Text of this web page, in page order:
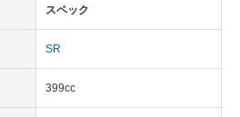
援
ト
ト
スペック
SR
399cc